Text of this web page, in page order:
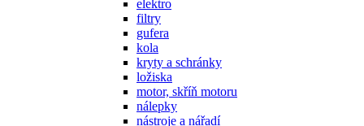
elektro
filtry
gufera
kola
kryty a schránky
ložiska
motor, skříň motoru
nálepky
nástroje a nářadí